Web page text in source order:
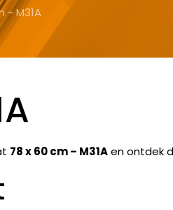
- M31A
78 x 60 cm – M31Aen ontdek